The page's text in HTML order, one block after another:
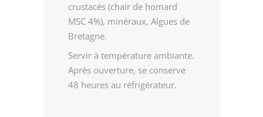
crustacés (chair de homard
MSC 4%), minéraux, Algues de
Bretagne.
Servir à température ambiante.
Après ouverture, se conserve
48 heures au réfrigérateur.